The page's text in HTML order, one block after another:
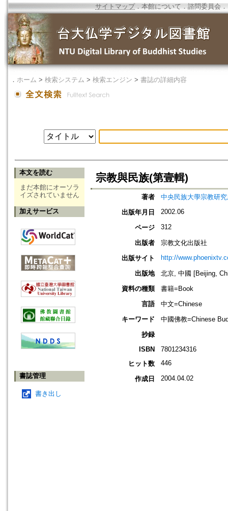
サイトマップ．本館について ． 諮問委員会 ．
． ホーム > 検索システム > 検索エンジン > 書誌の詳細内容
本文を読む
まだ本館にオーソラ
イズされていません
加えサービス
書誌管理
書き出し
宗教與民族(第壹輯)
著者
中央民族大學宗教研
出版年月日
2002.06
ページ 312
出版者
宗教文化出版社
出版サイト
http://
出版地
北京, 中國 [Beijing,
資料の種類
書籍=Book
言語
中文=Chinese
キーワード
中國佛教=Chinese
抄録
ISBN
7801234316
ヒット数
446
作成日 2004.04.02